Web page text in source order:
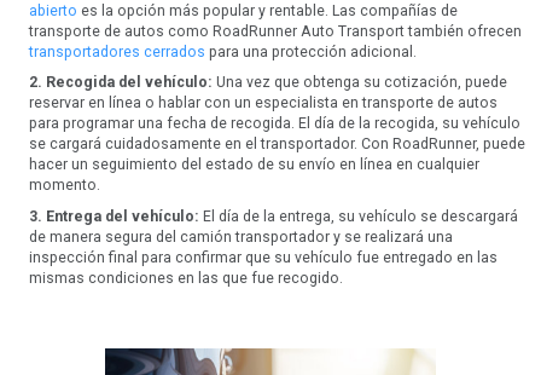
abierto es la opción más popular y rentable. Las compañías de
transporte de autos como RoadRunner Auto Transport también ofrecen
transportadores cerrados para una protección adicional.
2. Recogida del vehículo: Una vez que obtenga su cotización, puede
reservar en línea o hablar con un especialista en transporte de autos
para programar una fecha de recogida. El día de la recogida, su vehículo
se cargará cuidadosamente en el transportador. Con RoadRunner, puede
hacer un seguimiento del estado de su envío en línea en cualquier
momento.
3. Entrega del vehículo: El día de la entrega, su vehículo se descargará
de manera segura del camión transportador y se realizará una
inspección final para confirmar que su vehículo fue entregado en las
mismas condiciones en las que fue recogido.